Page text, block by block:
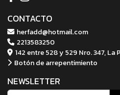
CONTACTO
herfadd@hotmail.com
2213583250
142 entre 528 y 529 Nro. 347, La
Botón de arrepentimiento
NEWSLETTER